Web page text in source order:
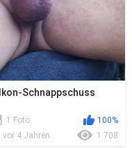
Schnappschuss
1 Foto
100%
vor 4 Jahren
1 708